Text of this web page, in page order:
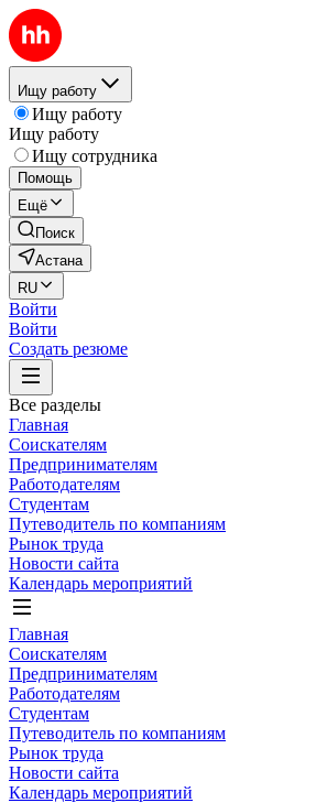
Ищу работу
Ищу работу
Ищу работу
Ищу сотрудника
Помощь
Ещё
Поиск
Астана
RU
Войти
Войти
Создать резюме
Все разделы
Главная
Соискателям
Предпринимателям
Работодателям
Студентам
Путеводитель по компаниям
Рынок труда
Новости сайта
Календарь мероприятий
Главная
Соискателям
Предпринимателям
Работодателям
Студентам
Путеводитель по компаниям
Рынок труда
Новости сайта
Календарь мероприятий